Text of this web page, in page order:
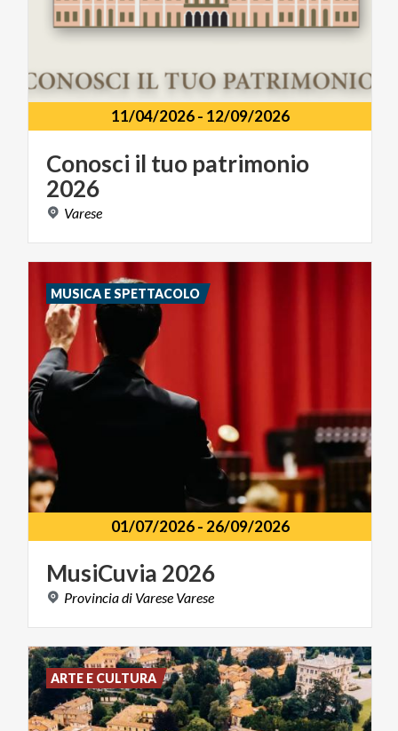
11/04/2026- 12/09/2026
Conosci il tuo patrimonio
2026
Varese
01/07/2026- 26/09/2026
MusiCuvia 2026
Provinciadi Varese Varese
MUSICA E SPETTACOLO
ARTE E CULTURA